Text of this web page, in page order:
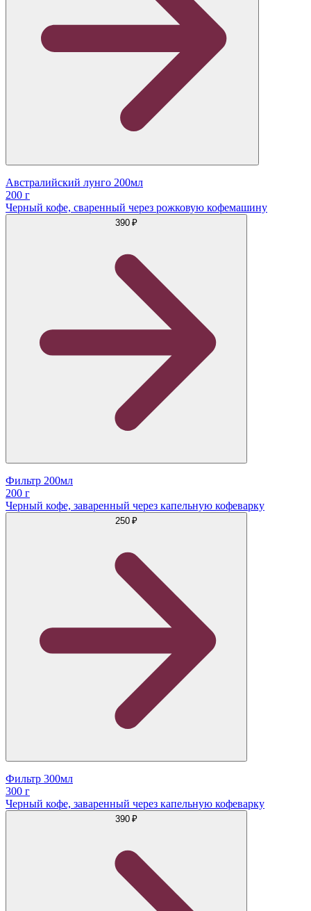
Австралийский лунго 200мл
200 г
Черный кофе, сваренный через рожковую кофемашину
390 ₽
Фильтр 200мл
200 г
Черный кофе, заваренный через капельную кофеварку
250 ₽
Фильтр 300мл
300 г
Черный кофе, заваренный через капельную кофеварку
390 ₽